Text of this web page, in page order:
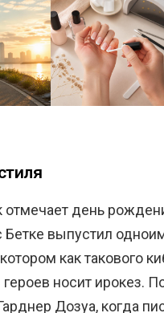
отмечает день
Бетке выпустил
как такового
носит ирокез.
Дозуа, когда